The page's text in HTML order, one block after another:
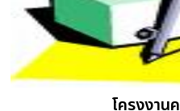
โครงงา